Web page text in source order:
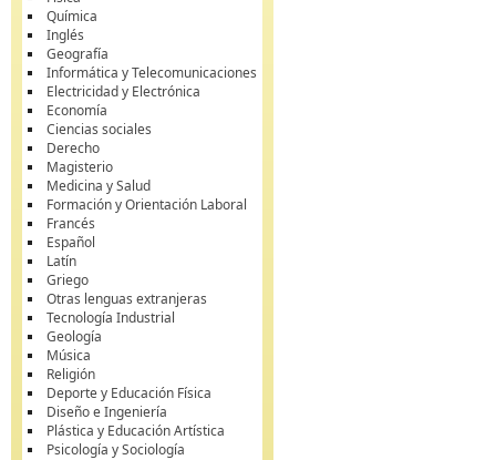
Química
Inglés
Geografía
Informática y Telecomunicaciones
Electricidad y Electrónica
Economía
Ciencias sociales
Derecho
Magisterio
Medicina y Salud
Formación y Orientación Laboral
Francés
Español
Latín
Griego
Otras lenguas extranjeras
Tecnología Industrial
Geología
Música
Religión
Deporte y Educación Física
Diseño e Ingeniería
Plástica y Educación Artística
Psicología y Sociología